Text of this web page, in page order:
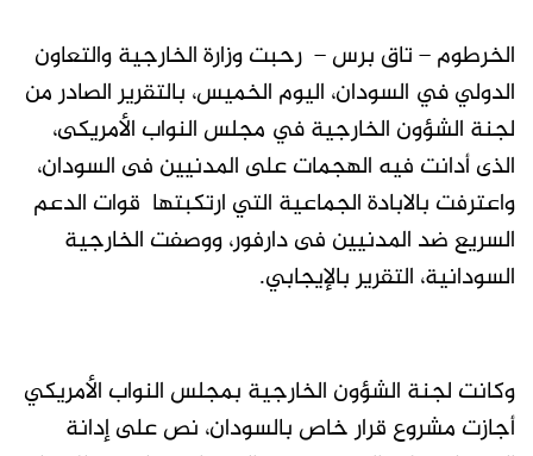
الخرطوم – تاق برس – رحبت وزارة الخارجية والتعاون
الدولي في السودان، اليوم الخميس، بالتقرير الصادر من
لجنة الشؤون الخارجية في مجلس النواب الأمريكى،
الذى أدانت فيه الهجمات على المدنيين فى السودان،
واعترفت بالابادة الجماعية التي ارتكبتها قوات الدعم
السريع ضد المدنيين فى دارفور، ووصفت الخارجية
السودانية، التقرير بالإيجابي.
وكانت لجنة الشؤون الخارجية بمجلس النواب الأمريكي
أجازت مشروع قرار خاص بالسودان، نص على إدانة